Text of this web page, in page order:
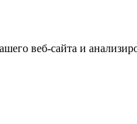
веб-сайта и